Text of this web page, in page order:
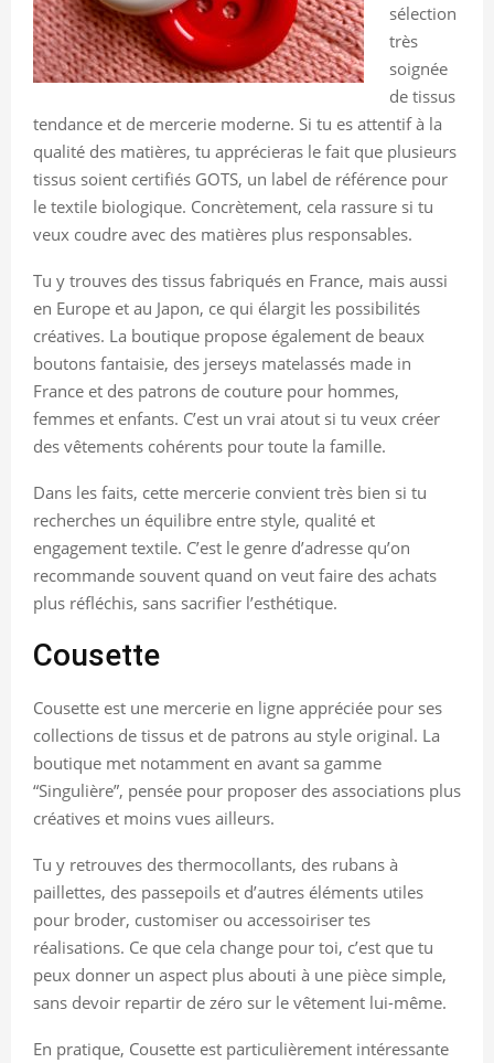
sélection
très
soignée
de tissus
tendance et de mercerie moderne. Si tu es attentif à la
qualité des matières, tu apprécieras le fait que plusieurs
tissus soient certifiés GOTS, un label de référence pour
le textile biologique. Concrètement, cela rassure si tu
veux coudre avec des matières plus responsables.
Tu y trouves des tissus fabriqués en France, mais aussi
en Europe et au Japon, ce qui élargit les possibilités
créatives. La boutique propose également de beaux
boutons fantaisie, des jerseys matelassés made in
France et des patrons de couture pour hommes,
femmes et enfants. C’est un vrai atout si tu veux créer
des vêtements cohérents pour toute la famille.
Dans les faits, cette mercerie convient très bien si tu
recherches un équilibre entre style, qualité et
engagement textile. C’est le genre d’adresse qu’on
recommande souvent quand on veut faire des achats
plus réfléchis, sans sacrifier l’esthétique.
Cousette
Cousette est une mercerie en ligne appréciée pour ses
collections de tissus et de patrons au style original. La
boutique met notamment en avant sa gamme
“Singulière”, pensée pour proposer des associations plus
créatives et moins vues ailleurs.
Tu y retrouves des thermocollants, des rubans à
paillettes, des passepoils et d’autres éléments utiles
pour broder, customiser ou accessoiriser tes
réalisations. Ce que cela change pour toi, c’est que tu
peux donner un aspect plus abouti à une pièce simple,
sans devoir repartir de zéro sur le vêtement lui-même.
En pratique, Cousette est particulièrement intéressante